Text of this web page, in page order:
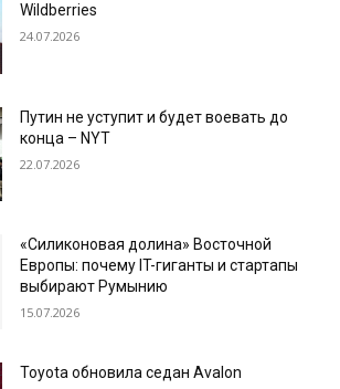
Wildberries
24.07.2026
Путин не уступит и будет воевать до
конца – NYT
22.07.2026
«Силиконовая долина» Восточной
Европы: почему IT-гиганты и стартапы
выбирают Румынию
15.07.2026
Toyota обновила седан Avalon